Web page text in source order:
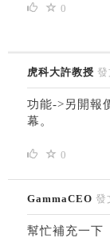
0
虎科大許教授 發
功能->另開報
幕。
0
GammaCEO 發
幫忙補充一下